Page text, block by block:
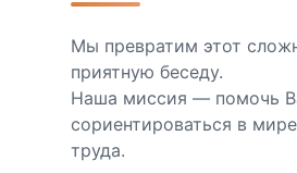
Мы превратим этот
приятную беседу.
Наша миссия — помочь
сориентироваться в
труда.